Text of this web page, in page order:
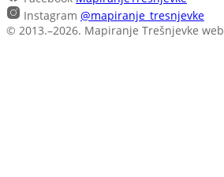
Instagram @mapiranje_tresnjevke
© 2013.–2026. Mapiranje Trešnjevke web